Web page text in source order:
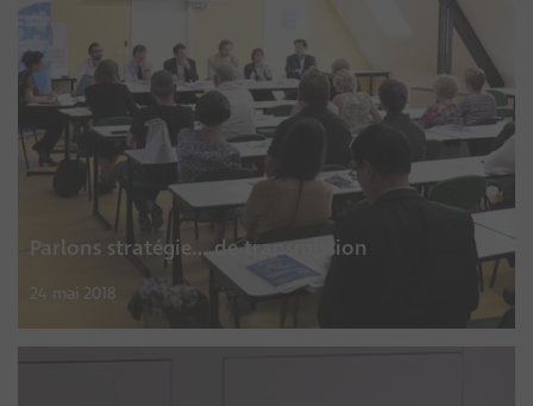
Parlons stratégie….de transmission
24 mai 2018